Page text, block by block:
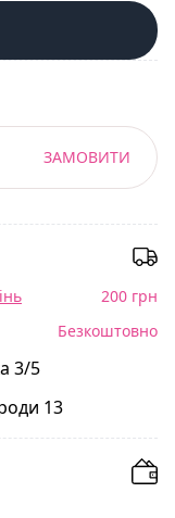
ЗАМОВИТИ
200 грн
Безкоштовно
3/5
13